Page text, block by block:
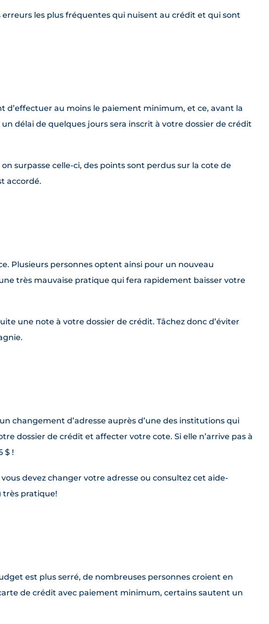
les plus fréquentes qui nuisent au crédit et qui sont
d’effectuer au moins le paiement minimum, et ce, avant la
délai de quelques jours sera inscrit à votre dossier de crédit
surpasse celle-ci, des points sont perdus sur la cote de
accordé.
Plusieurs personnes optent ainsi pour un nouveau
très mauvaise pratique qui fera rapidement baisser votre
une note à votre dossier de crédit. Tâchez donc d’éviter
changement d’adresse auprès d’une des institutions qui
dossier de crédit et affecter votre cote. Si elle n’arrive pas à
$ !
devez changer votre adresse ou consultez cet aide-
très pratique!
est plus serré, de nombreuses personnes croient en
de crédit avec paiement minimum, certains sautent un